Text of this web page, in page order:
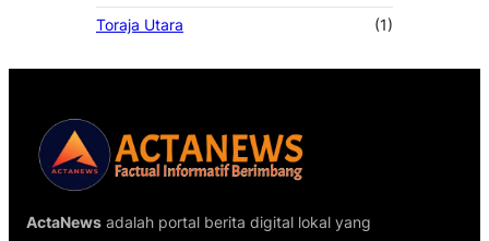
Toraja Utara
(1)
ActaNews adalah portal berita digital lokal yang